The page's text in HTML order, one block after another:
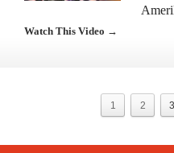
Watch This Video →
1 2 3